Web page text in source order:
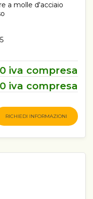
a molle d'acciaio
iva compresa
iva compresa
RICHIEDI INFORMAZIONI